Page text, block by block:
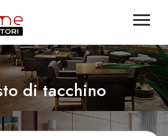
di tacchino